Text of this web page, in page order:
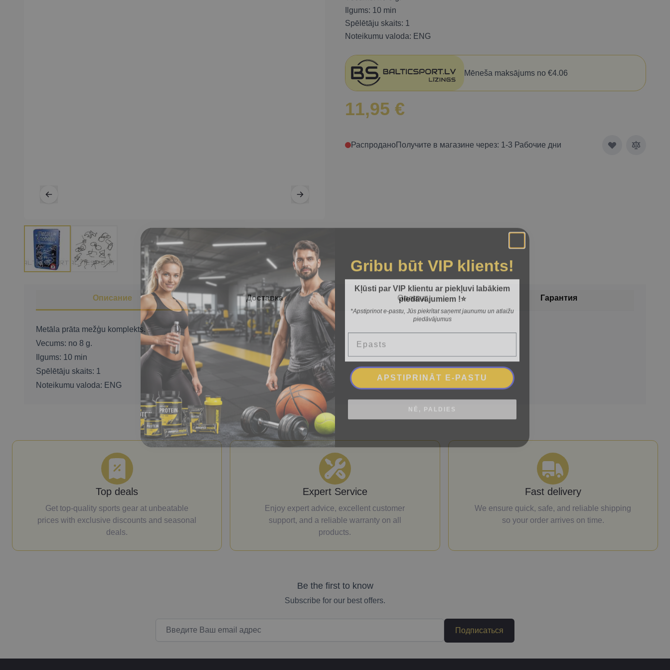
Ilgums: 10 min
Spēlētāju skaits: 1
Noteikumu valoda: ENG
Mēneša maksājums no €4.06
11,95 €
Распродано Получите в магазине через: 1-3 Рабочие дни
Описание Доставка Оплата Гарантия
Metāla prāta mežģu komplekts.
Vecums: no 8 g.
Ilgums: 10 min
Spēlētāju skaits: 1
Noteikumu valoda: ENG
Top deals
Get top-quality sports gear at unbeatable
prices with exclusive discounts and seasonal
deals.
Expert Service
Enjoy expert advice, excellent customer
support, and a reliable warranty on all
products.
Fast delivery
We ensure quick, safe, and reliable shipping
so your order arrives on time.
Be the first to know
Subscribe for our best offers.
Подписаться
Gribu būt VIP klients!
Kļūsti par VIP klientu ar piekļuvi labākiem
piedāvājumiem !⭐
*Apstiprinot e-pastu, Jūs piekrītat saņemt jaunumu un atlaižu
piedāvājumus
APSTIPRINĀT E-PASTU
NĒ, PALDIES